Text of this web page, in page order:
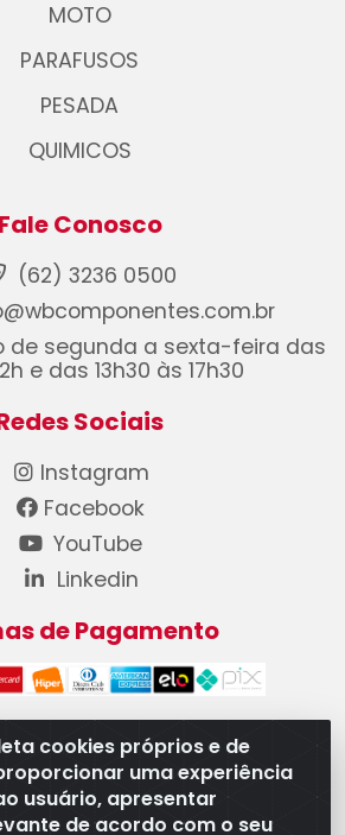
cookies próprios e de
uma experiência
usuário, apresentar
de acordo com o seu
MOTO
PARAFUSOS
PESADA
QUIMICOS
Fale Conosco
(62) 3236 0500
de segunda a sexta-feira das
e das 13h30 às 17h30
Sociais
Instagram
Facebook
YouTube
Linkedin
de Pagamento
Automotivos LTDA - CNPJ
12 - Rua do Níquel, 667 - Parque
Goiânia/GO - CEP 74375-660